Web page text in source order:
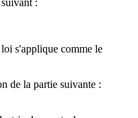
:
s'applique comme le
de la partie suivante :